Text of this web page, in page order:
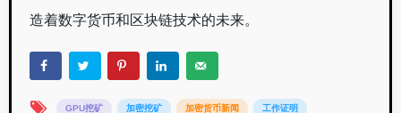
造着数字货币和区块链技术的未来。
GPU挖矿 加密挖矿 加密货币新闻 工作证明